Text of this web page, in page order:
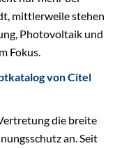
mittlerweile stehen
Photovoltaik und
Fokus.
von Citel
die breite
an. Seit